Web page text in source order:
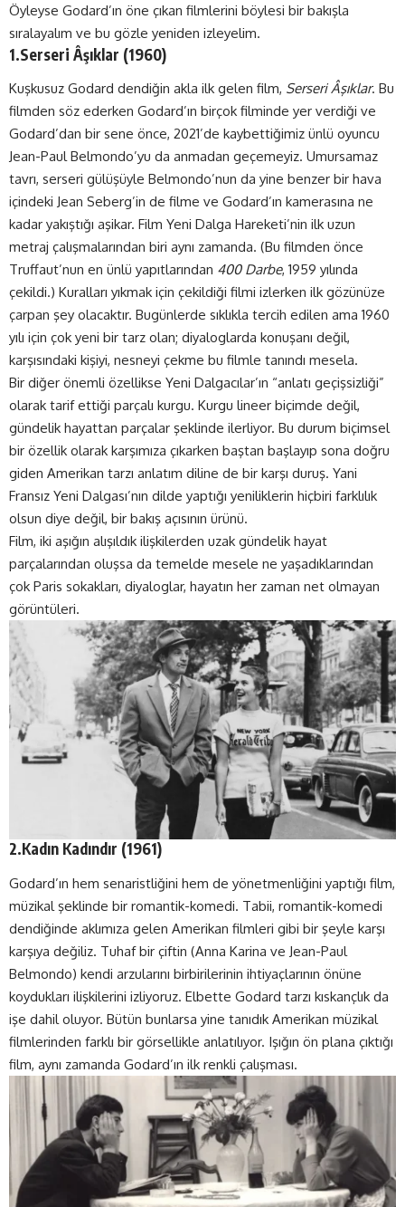
Öyleyse Godard’ın öne çıkan filmlerini böylesi bir bakışla
sıralayalım ve bu gözle yeniden izleyelim.
1.Serseri Âşıklar (1960)
Kuşkusuz Godard dendiğin akla ilk gelen film, Serseri Âşıklar. Bu
filmden söz ederken Godard’ın birçok filminde yer verdiği ve
Godard’dan bir sene önce, 2021’de kaybettiğimiz ünlü oyuncu
Jean-Paul Belmondo’yu da anmadan geçemeyiz. Umursamaz
tavrı, serseri gülüşüyle Belmondo’nun da yine benzer bir hava
içindeki Jean Seberg’in de filme ve Godard’ın kamerasına ne
kadar yakıştığı aşikar. Film Yeni Dalga Hareketi’nin ilk uzun
metraj çalışmalarından biri aynı zamanda. (Bu filmden önce
Truffaut’nun en ünlü yapıtlarından 400 Darbe, 1959 yılında
çekildi.) Kuralları yıkmak için çekildiği filmi izlerken ilk gözünüze
çarpan şey olacaktır. Bugünlerde sıklıkla tercih edilen ama 1960
yılı için çok yeni bir tarz olan; diyaloglarda konuşanı değil,
karşısındaki kişiyi, nesneyi çekme bu filmle tanındı mesela.
Bir diğer önemli özellikse Yeni Dalgacılar’ın “anlatı geçişsizliği”
olarak tarif ettiği parçalı kurgu. Kurgu lineer biçimde değil,
gündelik hayattan parçalar şeklinde ilerliyor. Bu durum biçimsel
bir özellik olarak karşımıza çıkarken baştan başlayıp sona doğru
giden Amerikan tarzı anlatım diline de bir karşı duruş. Yani
Fransız Yeni Dalgası’nın dilde yaptığı yeniliklerin hiçbiri farklılık
olsun diye değil, bir bakış açısının ürünü.
Film, iki aşığın alışıldık ilişkilerden uzak gündelik hayat
parçalarından oluşsa da temelde mesele ne yaşadıklarından
çok Paris sokakları, diyaloglar, hayatın her zaman net olmayan
görüntüleri.
2.Kadın Kadındır (1961)
Godard’ın hem senaristliğini hem de yönetmenliğini yaptığı film,
müzikal şeklinde bir romantik-komedi. Tabii, romantik-komedi
dendiğinde aklımıza gelen Amerikan filmleri gibi bir şeyle karşı
karşıya değiliz. Tuhaf bir çiftin (Anna Karina ve Jean-Paul
Belmondo) kendi arzularını birbirilerinin ihtiyaçlarının önüne
koydukları ilişkilerini izliyoruz. Elbette Godard tarzı kıskançlık da
işe dahil oluyor. Bütün bunlarsa yine tanıdık Amerikan müzikal
filmlerinden farklı bir görsellikle anlatılıyor. Işığın ön plana çıktığı
film, aynı zamanda Godard’ın ilk renkli çalışması.